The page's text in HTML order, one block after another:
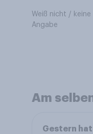
Weiß nicht / keine
Angabe
Am
Gestern